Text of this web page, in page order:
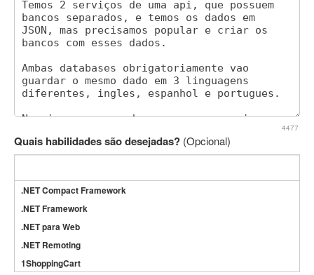
4477
Quais habilidades são desejadas? (Opcional)
.NET Compact Framework
.NET Framework
.NET para Web
.NET Remoting
1ShoppingCart